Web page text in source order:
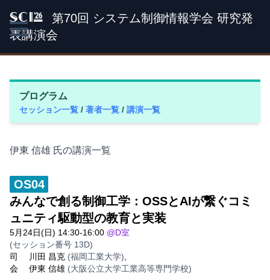
SCI '26
第70回 システム制御情報学会 研究発
表講演会
プログラム
セッション一覧 / 著者一覧 / 講演一覧
伊東 信雄 氏の講演一覧
OS04
みんなで創る制御工学：OSSとAIが繋ぐコミ
ュニティ駆動型の教育と実装
5月24日(日) 14:30-16:00 @D室
(セッション番号 13D)
司
会
川田 昌克 (福岡工業大学)
伊東 信雄 (大阪公立大学工業高等専門学校)